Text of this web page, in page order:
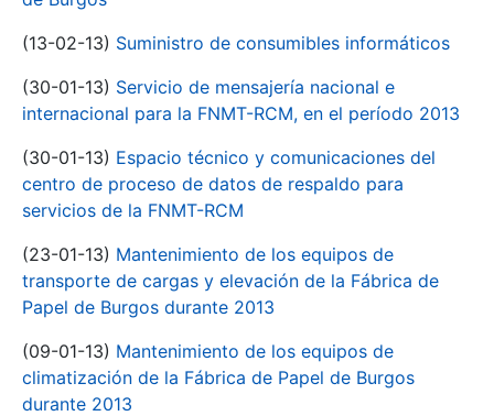
(13-02-13) Suministro de consumibles informáticos
(30-01-13) Servicio de mensajería nacional e
internacional para la FNMT-RCM, en el período 2013
(30-01-13) Espacio técnico y comunicaciones del
centro de proceso de datos de respaldo para
servicios de la FNMT-RCM
(23-01-13) Mantenimiento de los equipos de
transporte de cargas y elevación de la Fábrica de
Papel de Burgos durante 2013
(09-01-13) Mantenimiento de los equipos de
climatización de la Fábrica de Papel de Burgos
durante 2013